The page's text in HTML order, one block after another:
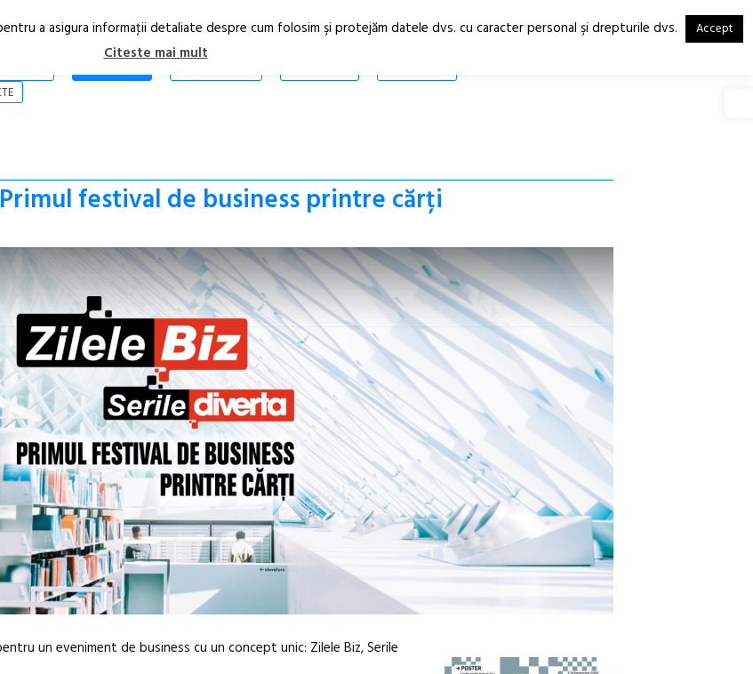
RO
EN
STIRI
festival de business printre cărți
un eveniment de business cu un concept unic: Zilele Biz, Serile
a asigura informaţii detaliate despre cum folosim şi protejăm datele dvs. cu caracter personal şi drepturile dvs. Accept
Citeste mai mult